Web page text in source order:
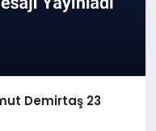
Demirtaş 23